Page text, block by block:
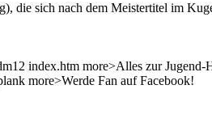
die sich nach dem Meistertitel im
index.htm more>Alles zur Jugend-
more>Werde Fan auf Facebook!